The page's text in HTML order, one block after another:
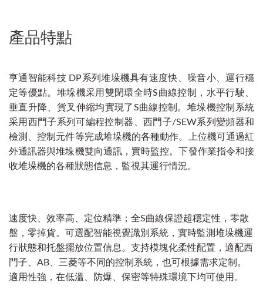
產品特點
亨通智能科技 DP系列堆垛機具有速度快、噪音小、運行穩
定等優點。堆垛機采用雙閉環全時S曲線控制，水平行駛、
垂直升降、貨叉伸縮均實現了S曲線控制。堆垛機控制系統
采用西門子系列可編程控制器、西門子/SEW系列變頻器和
檢測、控制元件等完成堆垛機的各種動作。上位機可通過紅
外通訊器與堆垛機雙向通訊，實時監控。下發作業指令和接
收堆垛機的各種狀態信息，監視其運行情況。
速度快、效率高、定位精準；全S曲線保證超穩定性，零散
盤，零掉貨。可選配智能視覺識別系統，實時監測堆垛機運
行狀態和托盤擺放位置信息。支持模塊化柔性配置，適配西
門子、AB、三菱等不同的控制系統，也可根據需求定制。
適用性強，在低溫、防爆、保密等特殊環境下均可使用。